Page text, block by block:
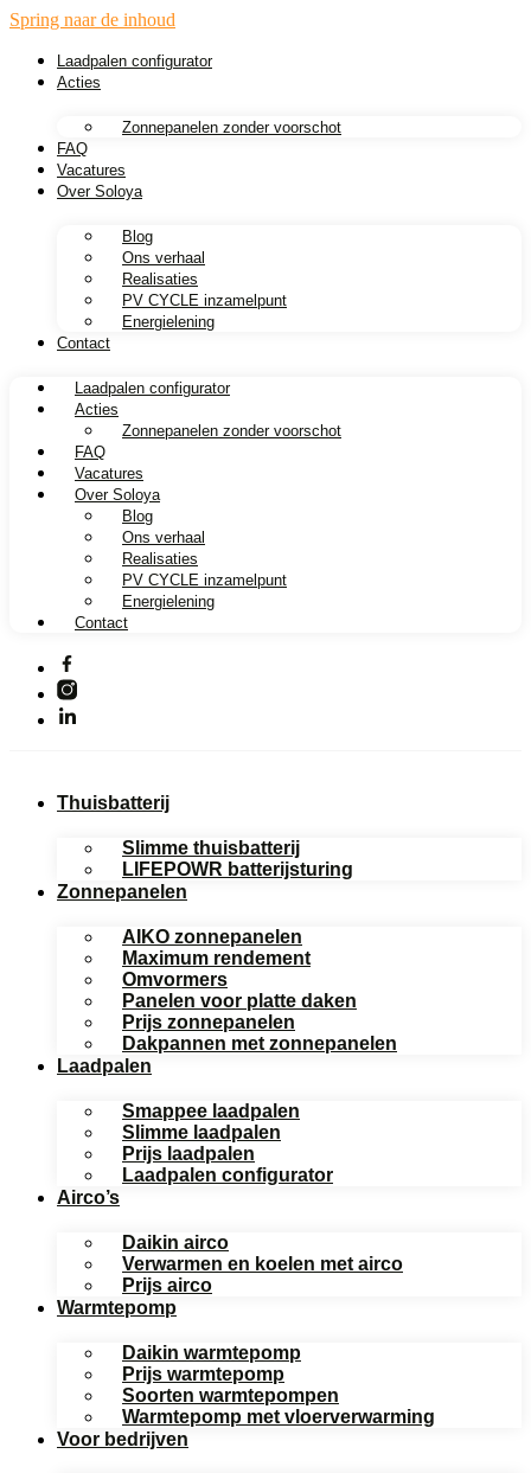
Spring naar de inhoud
Laadpalen configurator
Acties
Zonnepanelen zonder voorschot​
FAQ
Vacatures
Over Soloya
Blog
Ons verhaal
Realisaties
PV CYCLE inzamelpunt
Energielening
Contact
Laadpalen configurator
Acties
Zonnepanelen zonder voorschot​
FAQ
Vacatures
Over Soloya
Blog
Ons verhaal
Realisaties
PV CYCLE inzamelpunt
Energielening
Contact
Thuisbatterij
Slimme thuisbatterij
LIFEPOWR batterijsturing
Zonnepanelen
AIKO zonnepanelen
Maximum rendement
Omvormers
Panelen voor platte daken
Prijs zonnepanelen
Dakpannen met zonnepanelen
Laadpalen
Smappee laadpalen
Slimme laadpalen
Prijs laadpalen
Laadpalen configurator
Airco’s
Daikin airco
Verwarmen en koelen met airco
Prijs airco
Warmtepomp
Daikin warmtepomp
Prijs warmtepomp
Soorten warmtepompen
Warmtepomp met vloerverwarming
Voor bedrijven